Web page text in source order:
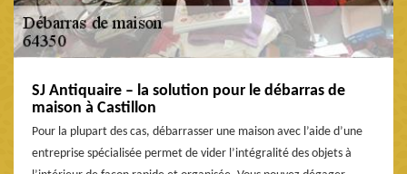
SJ Antiquaire – la solution pour le débarras de
maison à Castillon
Pour la plupart des cas, débarrasser une maison avec l’aide d’une
entreprise spécialisée permet de vider l’intégralité des objets à